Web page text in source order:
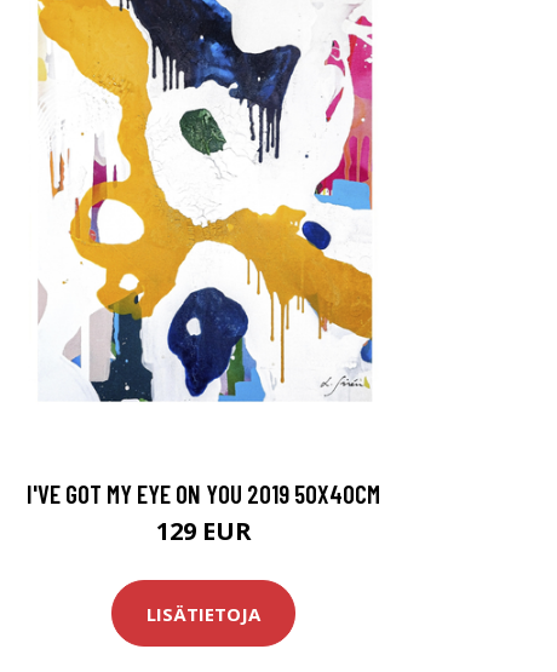
I'VE GOT MY EYE ON YOU 2019 50X40CM
129 EUR
LISÄTIETOJA